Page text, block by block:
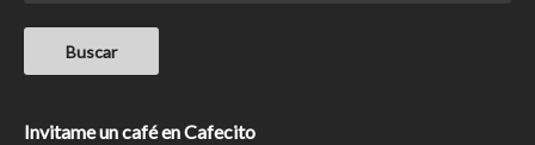
Invitame un café en Cafecito